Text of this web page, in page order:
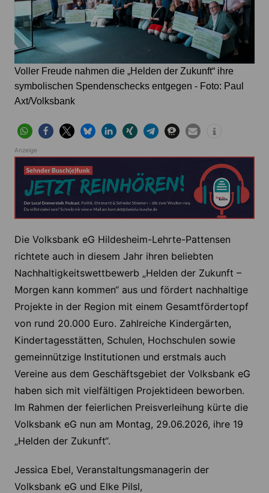
Voller Freude nahmen die „Helden der Zukunft“ ihre
symbolischen Spendenschecks entgegen - Foto: Paul
Axt/Volksbank
Anzeige
Die Volksbank eG Hildesheim-Lehrte-Pattensen
richtete auch in diesem Jahr ihren beliebten
Nachhaltigkeitswettbewerb „Helden der Zukunft –
Morgen kann kommen“ aus und fördert nachhaltige
Projekte in der Region mit einem Gesamtfördertopf
von rund 20.000 Euro. Zahlreiche Kindergärten,
Kindertagesstätten, Schulen, Hochschulen sowie
gemeinnützige Institutionen und erstmals auch
Vereine aus dem Geschäftsgebiet der Volksbank eG
haben sich mit vielfältigen Projektideen beworben.
Im Rahmen der feierlichen Preisverleihung kürte die
Volksbank eG nun am Montag, 29.06.2026, ihre 19
„Helden der Zukunft“.
Jessica Ebel, Veranstaltungsmanagerin der
Volksbank eG und Elke Pilsl,